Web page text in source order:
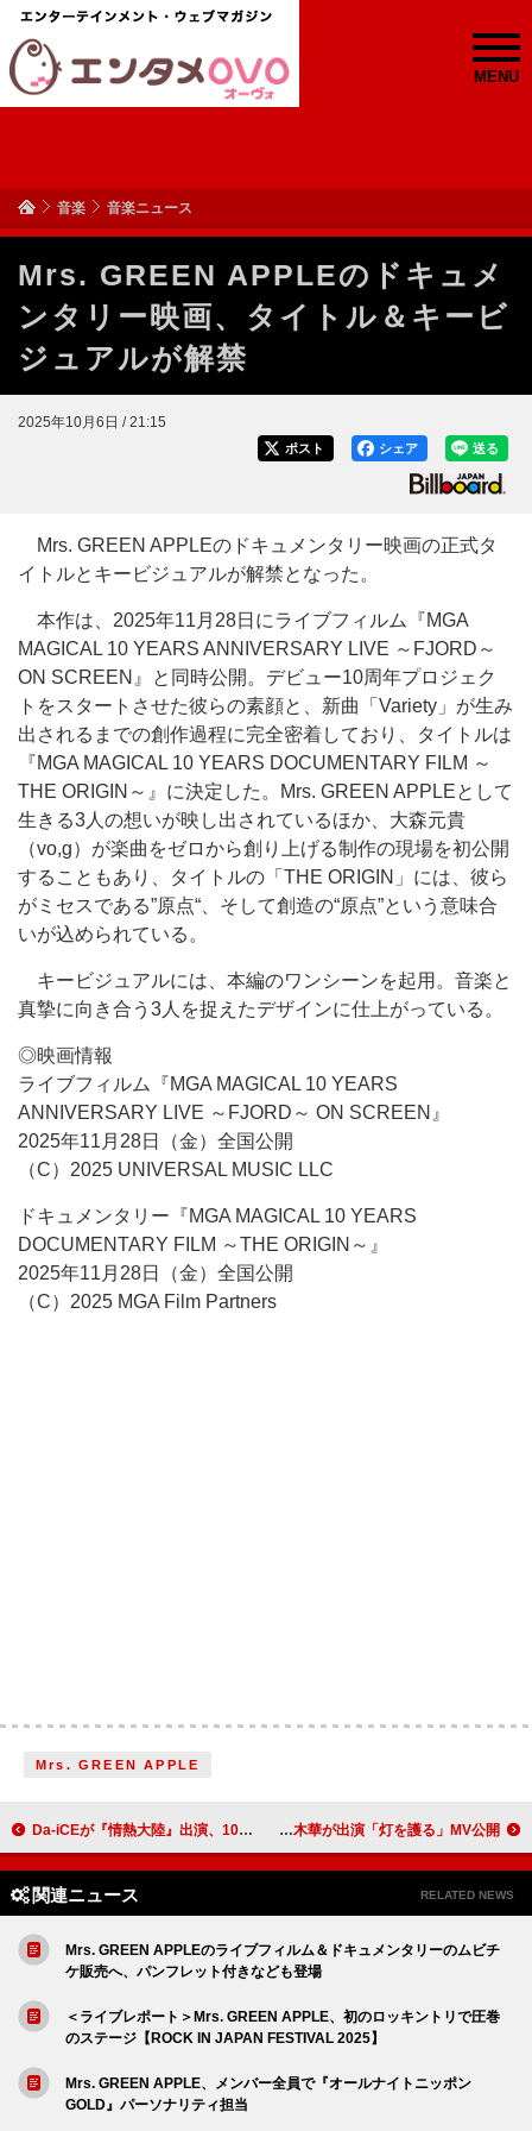
MENU
音楽 音楽ニュース
Mrs. GREEN APPLEのドキュメ
ンタリー映画、タイトル＆キービ
ジュアルが解禁
2025年10月6日 / 21:15
送る
シェア
ポスト
Mrs. GREEN APPLEのドキュメンタリー映画の正式タ
イトルとキービジュアルが解禁となった。
本作は、2025年11月28日にライブフィルム『MGA
MAGICAL 10 YEARS ANNIVERSARY LIVE ～FJORD～
ON SCREEN』と同時公開。デビュー10周年プロジェク
トをスタートさせた彼らの素顔と、新曲「Variety」が生み
出されるまでの創作過程に完全密着しており、タイトルは
『MGA MAGICAL 10 YEARS DOCUMENTARY FILM ～
THE ORIGIN～』に決定した。Mrs. GREEN APPLEとして
生きる3人の想いが映し出されているほか、大森元貴
（vo,g）が楽曲をゼロから創り上げる制作の現場を初公開
することもあり、タイトルの「THE ORIGIN」には、彼ら
がミセスである”原点“、そして創造の“原点”という意味合
いが込められている。
キービジュアルには、本編のワンシーンを起用。音楽と
真摯に向き合う3人を捉えたデザインに仕上がっている。
◎映画情報
ライブフィルム『MGA MAGICAL 10 YEARS
ANNIVERSARY LIVE ～FJORD～ ON SCREEN』
2025年11月28日（金）全国公開
（C）2025 UNIVERSAL MUSIC LLC
ドキュメンタリー『MGA MAGICAL 10 YEARS
DOCUMENTARY FILM ～THE ORIGIN～』
2025年11月28日（金）全国公開
（C）2025 MGA Film Partners
Mrs. GREEN APPLE
Da-iCEが『情熱大陸』出演、10か月にわたってメンバーの奮闘に密着 スピッツ、黒木華が出演「灯を護る」MV公開
関連ニュース RELATED NEWS
Mrs. GREEN APPLEのライブフィルム＆ドキュメンタリーのムビチ
ケ販売へ、パンフレット付きなども登場
＜ライブレポート＞Mrs. GREEN APPLE、初のロッキントリで圧巻
のステージ【ROCK IN JAPAN FESTIVAL 2025】
Mrs. GREEN APPLE、メンバー全員で『オールナイトニッポン
GOLD』パーソナリティ担当